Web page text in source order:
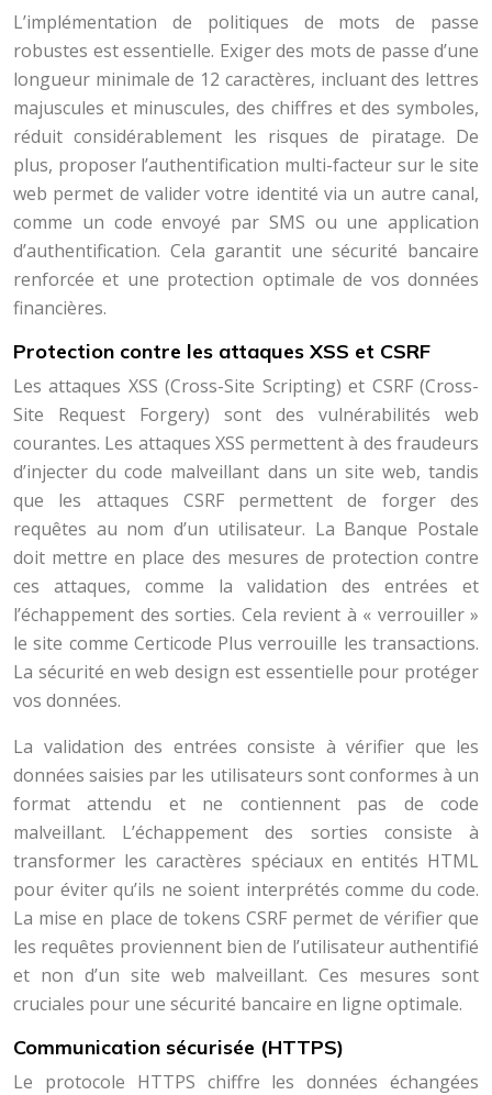
L’implémentation de politiques de mots de passe
robustes est essentielle. Exiger des mots de passe d’une
longueur minimale de 12 caractères, incluant des lettres
majuscules et minuscules, des chiffres et des symboles,
réduit considérablement les risques de piratage. De
plus, proposer l’authentification multi-facteur sur le site
web permet de valider votre identité via un autre canal,
comme un code envoyé par SMS ou une application
d’authentification. Cela garantit une sécurité bancaire
renforcée et une protection optimale de vos données
financières.
Protection contre les attaques XSS et CSRF
Les attaques XSS (Cross-Site Scripting) et CSRF (Cross-
Site Request Forgery) sont des vulnérabilités web
courantes. Les attaques XSS permettent à des fraudeurs
d’injecter du code malveillant dans un site web, tandis
que les attaques CSRF permettent de forger des
requêtes au nom d’un utilisateur. La Banque Postale
doit mettre en place des mesures de protection contre
ces attaques, comme la validation des entrées et
l’échappement des sorties. Cela revient à « verrouiller »
le site comme Certicode Plus verrouille les transactions.
La sécurité en web design est essentielle pour protéger
vos données.
La validation des entrées consiste à vérifier que les
données saisies par les utilisateurs sont conformes à un
format attendu et ne contiennent pas de code
malveillant. L’échappement des sorties consiste à
transformer les caractères spéciaux en entités HTML
pour éviter qu’ils ne soient interprétés comme du code.
La mise en place de tokens CSRF permet de vérifier que
les requêtes proviennent bien de l’utilisateur authentifié
et non d’un site web malveillant. Ces mesures sont
cruciales pour une sécurité bancaire en ligne optimale.
Communication sécurisée (HTTPS)
Le protocole HTTPS chiffre les données échangées